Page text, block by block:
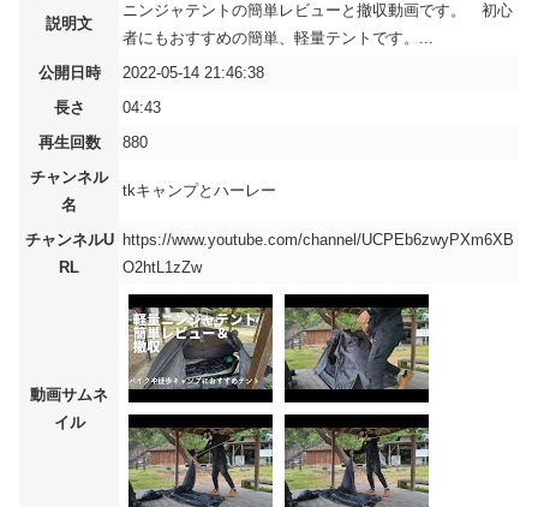
説明文
ニンジャテントの簡単レビューと撤収動画です。 初心
者にもおすすめの簡単、軽量テントです。...
公開日時
2022-05-14 21:46:38
長さ
04:43
再生回数
880
チャンネル
名
tkキャンプとハーレー
チャンネルU
RL
https://www.youtube.com/channel/UCPEb6zwyPXm6XB
O2htL1zZw
動画サムネ
イル